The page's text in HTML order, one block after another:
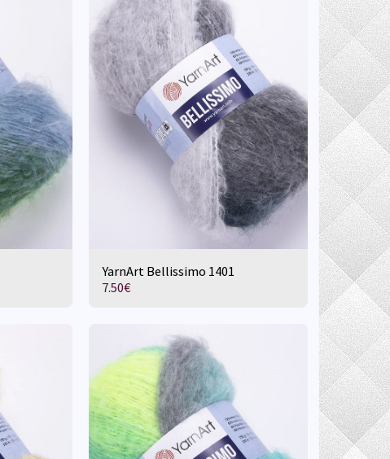
YarnArt Bellissimo 1401
7.50€